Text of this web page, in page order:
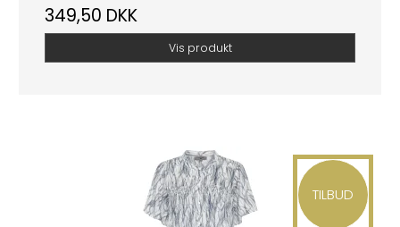
349,50 DKK
Vis produkt
TILBUD